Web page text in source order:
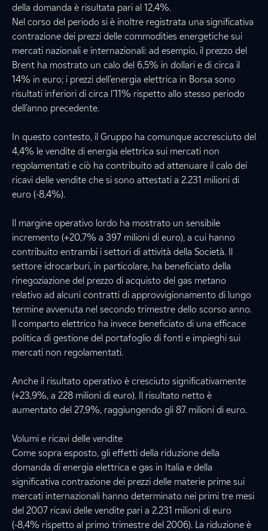
della domanda è risultata pari al 12,4%.
Nel corso del periodo si è inoltre registrata una significativa
contrazione dei prezzi delle commodities energetiche sui
mercati nazionali e internazionali: ad esempio, il prezzo del
Brent ha mostrato un calo del 6,5% in dollari e di circa il
14% in euro; i prezzi dell’energia elettrica in Borsa sono
risultati inferiori di circa l’11% rispetto allo stesso periodo
dell’anno precedente.
In questo contesto, il Gruppo ha comunque accresciuto del
4,4% le vendite di energia elettrica sui mercati non
regolamentati e ciò ha contribuito ad attenuare il calo dei
ricavi delle vendite che si sono attestati a 2.231 milioni di
euro (-8,4%).
Il margine operativo lordo ha mostrato un sensibile
incremento (+20,7% a 397 milioni di euro), a cui hanno
contribuito entrambi i settori di attività della Società. Il
settore idrocarburi, in particolare, ha beneficiato della
rinegoziazione del prezzo di acquisto del gas metano
relativo ad alcuni contratti di approvvigionamento di lungo
termine avvenuta nel secondo trimestre dello scorso anno.
Il comparto elettrico ha invece beneficiato di una efficace
politica di gestione del portafoglio di fonti e impieghi sui
mercati non regolamentati.
Anche il risultato operativo è cresciuto significativamente
(+23,9%, a 228 milioni di euro). Il risultato netto è
aumentato del 27,9%, raggiungendo gli 87 milioni di euro.
Volumi e ricavi delle vendite
Come sopra esposto, gli effetti della riduzione della
domanda di energia elettrica e gas in Italia e della
significativa contrazione dei prezzi delle materie prime sui
mercati internazionali hanno determinato nei primi tre mesi
del 2007 ricavi delle vendite pari a 2.231 milioni di euro
(-8,4% rispetto al primo trimestre del 2006). La riduzione è